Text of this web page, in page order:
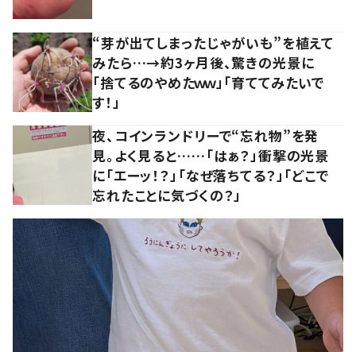
“芽が出てしまったじゃがいも”を植えて
みたら…→約3ヶ月後、驚きの光景に
「捨てるのやめたｗｗ」「育ててみたいで
す！」
夜、コインランドリーで“忘れ物”を発
見。よく見ると……「はぁ？」衝撃の光景
に「エーッ！？」「なぜ落ちてる？」「どこで
忘れたことに気づくの？」